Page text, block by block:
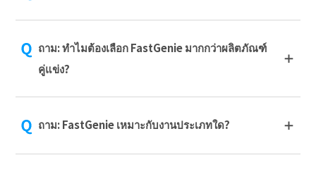
ถาม: ทำไมต้องเลือก FastGenie มากกว่าผลิตภัณฑ์
คู่แข่ง?
ถาม: FastGenie เหมาะกับงานประเภทใด?